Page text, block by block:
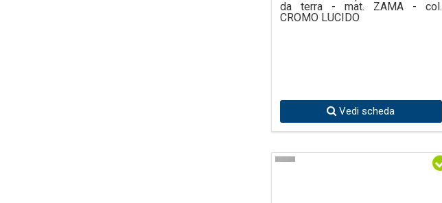
da terra - mat. ZAMA - col.
CROMO LUCIDO
Vedi scheda